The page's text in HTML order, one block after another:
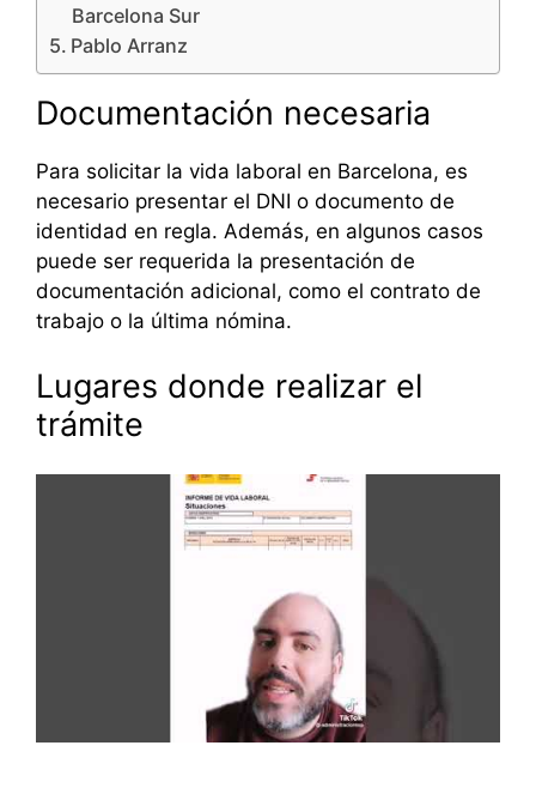
Barcelona Sur
Pablo Arranz
Documentación necesaria
Para solicitar la vida laboral en Barcelona, es
necesario presentar el DNI o documento de
identidad en regla. Además, en algunos casos
puede ser requerida la presentación de
documentación adicional, como el contrato de
trabajo o la última nómina.
Lugares donde realizar el
trámite